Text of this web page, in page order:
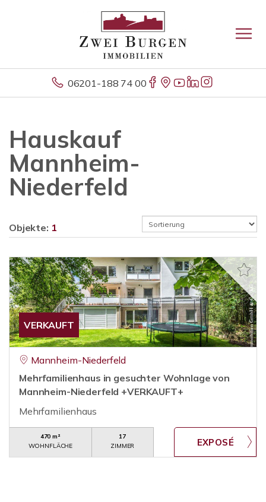
06201-188 74 00
Hauskauf
Mannheim-
Niederfeld
Objekte: 1
VERKAUFT
Mannheim-Niederfeld
Mehrfamilienhaus in gesuchter Wohnlage von
Mannheim-Niederfeld +VERKAUFT+
Mehrfamilienhaus
470 m²
WOHNFLÄCHE
17
ZIMMER